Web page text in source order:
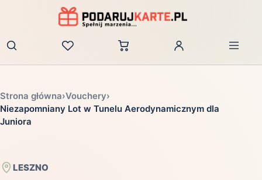
Zaloguj
Strona główna›Vouchery›
Niezapomniany Lot w Tunelu Aerodynamicznym dla
Juniora
LESZNO